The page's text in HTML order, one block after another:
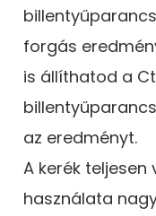
forgás
is állíthatod a
az eredményt.
A kerék teljesen
használata